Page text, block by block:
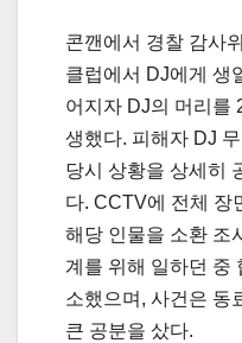
콘깬에서 경찰 감사
클럽에서 DJ에게 생
어지자 DJ의 머리를
생했다. 피해자 DJ
당시 상황을 상세히
다. CCTV에 전체 장
해당 인물을 소환 조
계를 위해 일하던 중
소했으며, 사건은 동
큰 공분을 샀다.